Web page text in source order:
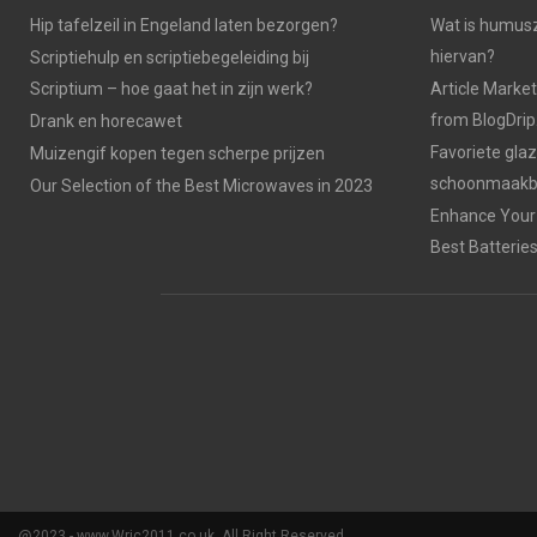
Hip tafelzeil in Engeland laten bezorgen?
Scriptiehulp en scriptiebegeleiding bij
Scriptium – hoe gaat het in zijn werk?
Drank en horecawet
Muizengif kopen tegen scherpe prijzen
Our Selection of the Best Microwaves in 2023
Wat is
hiervan?
Article
from
Favoriete
Enhance
Best